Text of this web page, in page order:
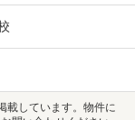
載しています。物件に